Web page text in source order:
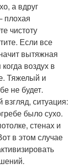
а вдруг
плохая
чистоту
Если все
вытяжная
воздух в
Тяжелый и
не будет.
ситуация:
было сухо.
стенах и
в этом случае